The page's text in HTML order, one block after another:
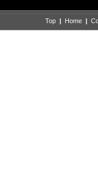
Top | Home |